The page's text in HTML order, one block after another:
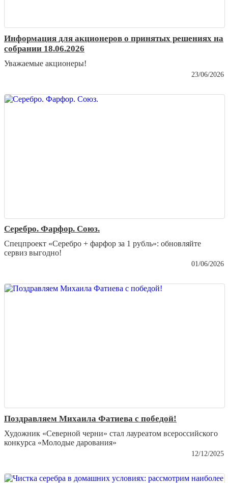
Информация для акционеров о принятых решениях на
собрании 18.06.2026
Уважаемые акционеры!
23/06/2026
Серебро. Фарфор. Союз.
Спецпроект «Серебро + фарфор за 1 рубль»: обновляйте
сервиз выгодно!
01/06/2026
Поздравляем Михаила Фатиева c победой!
Художник «Северной черни» стал лауреатом всероссийского
конкурса «Молодые дарования»
12/12/2025